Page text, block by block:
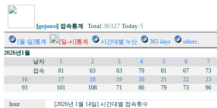
[gojunsi] 접속통계 Total:36327 Today:5
[월-일]통계 [일-시]통계 시간대별 누산 365 days
others..
2026년1월
날자
1 2 3 4 5 6
7
접속
81 63 63 70 81 67
73
16
17 18 19 20 21 22
23
93
101 108 71 86 79 73 96
hour
[2026년 1월 14일] 시간대별 접속횟수